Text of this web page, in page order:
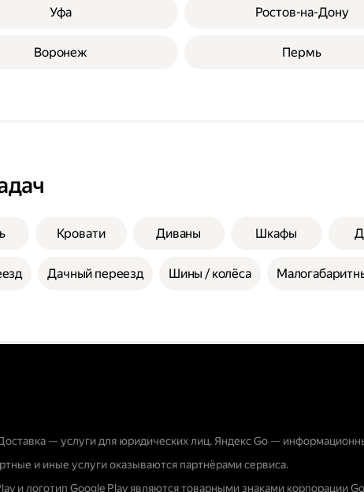
Уфа Ростов-на-Дону
Воронеж Пермь
Кровати Диваны Шкафы
Дачный переезд Шины / колёса
— услуги для юридических лиц. Яндекс Go —
и иные услуги оказываются партнёрами сервиса.
и логотип Google Play являются товарными знаками корпорации